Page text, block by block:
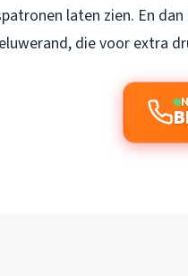
laten zien. En
die voor extra